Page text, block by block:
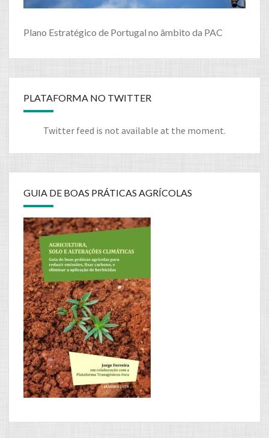
Plano Estratégico de Portugal no âmbito da PAC
PLATAFORMA NO TWITTER
Twitter feed is not available at the moment.
GUIA DE BOAS PRÁTICAS AGRÍCOLAS